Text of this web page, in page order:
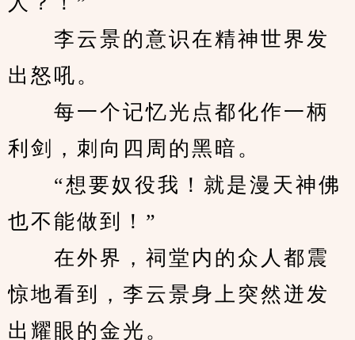
李云景的意识在精神世界发
出怒吼。
每一个记忆光点都化作一柄
利剑，刺向四周的黑暗。
“想要奴役我！就是漫天神佛
也不能做到！”
在外界，祠堂内的众人都震
惊地看到，李云景身上突然迸发
出耀眼的金光。